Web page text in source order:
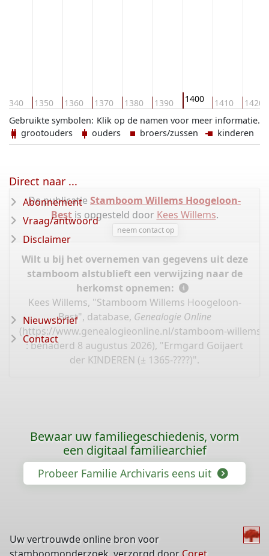
1340 1350 1360 1370 1380 1390 1400 1410 1420
Klik op de namen voor meer informatie.
Gebruikte symbolen:
grootouders
ouders broers/zussen kinderen
De publicatie Stamboom Willems Hoogeloon-
Bestis opgesteld door Kees Willems.
neem contact op
Wilt u bij het overnemen van gegevens uit deze
stamboom alstublieft een verwijzing naar de
herkomst opnemen:
Kees Willems, "Stamboom Willems Hoogeloon-
Best", database, Genealogie Online
(https://www.genealogieonline.nl/stamboom-willems-
: benaderd 8 augustus 2026), "Ermgard Goijaert
der KINDEREN (± 1365-????)".
Direct naar ...
Abonnement
Vraag/antwoord
Disclaimer
Nieuwsbrief
Contact
Bewaar uw familiegeschiedenis, vorm
een digitaal familiearchief
Probeer Familie Archivaris eens uit
Uw vertrouwde online bron voor